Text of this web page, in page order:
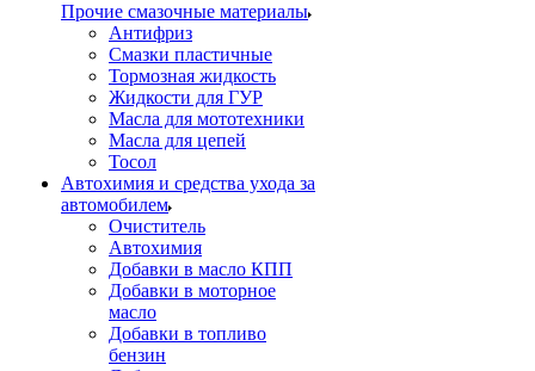
Прочие смазочные материалы
Антифриз
Смазки пластичные
Тормозная жидкость
Жидкости для ГУР
Масла для мототехники
Масла для цепей
Тосол
Автохимия и средства ухода за
автомобилем
Очиститель
Автохимия
Добавки в масло КПП
Добавки в моторное
масло
Добавки в топливо
бензин